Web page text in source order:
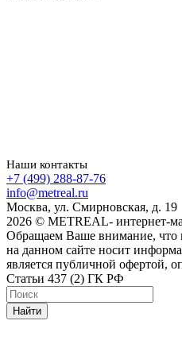
Наши контакты
+7 (499) 288-87-76
info@metreal.ru
Москва, ул. Смирновская, д. 19
2026 © METREAL- интернет-
Обращаем Ваше внимание, что
на данном сайте носит
является публичной офертой,
Статьи 437 (2) ГК РФ
Найти